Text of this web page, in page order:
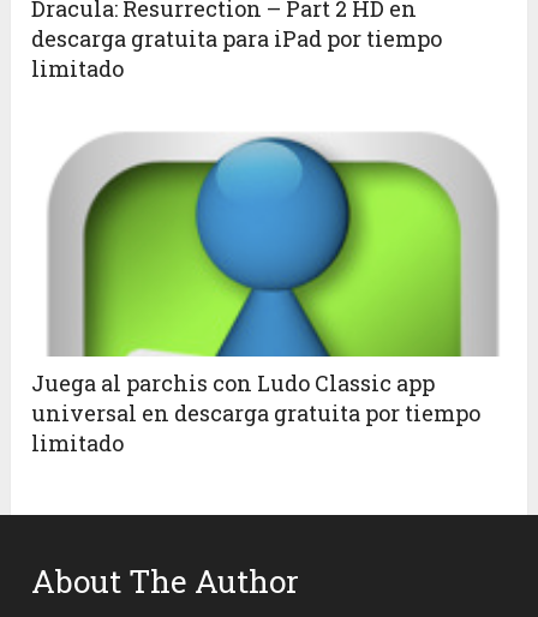
Dracula: Resurrection – Part 2 HD en
descarga gratuita para iPad por tiempo
limitado
Juega al parchis con Ludo Classic app
universal en descarga gratuita por tiempo
limitado
About The Author